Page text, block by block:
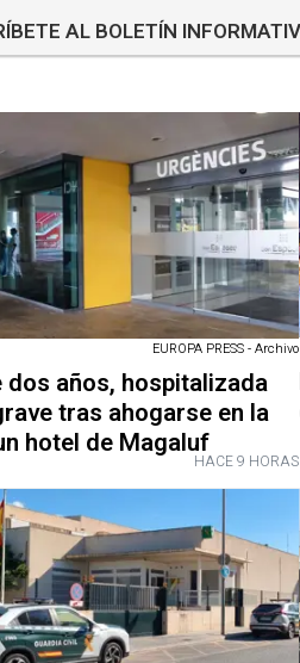
AL BOLETÍN
EUROPA PRESS - Archivo
dos años, hospitalizada
tras ahogarse en la
hotel de MagalufHACE 9 HORAS